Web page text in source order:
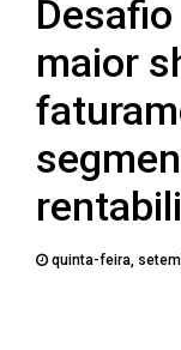
CONSULTORIA
ASSUNTOS
PUBLICAÇÕES
CONTATOS
maior
quinta-feira,